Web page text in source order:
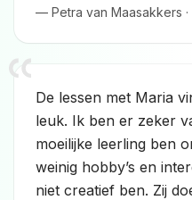
— Petra van Maasakkers
De lessen met Maria
leuk. Ik ben er zeker
moeilijke leerling ben
weinig hobby’s en
niet creatief ben. Zij